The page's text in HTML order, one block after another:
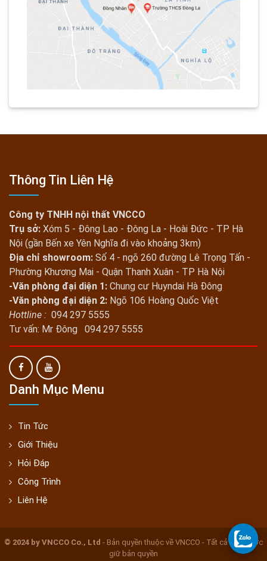
Thông Tin Liên Hệ
Công ty TNHH nội thất VNCCO
Trụ sở: Xóm 5 - Đông Lao - Đông La - Hoài Đức - TP Hà
Nội (gần Bến xe Yên Nghĩa đi vào khoảng 3km)
Địa chỉ showroom: Số 4 - ngõ 260 đường Lê Trọng Tấn -
Phường Khương Mai - Quận Thanh Xuân - TP Hà Nội
-Văn phòng đại diện 1: Chung cư Huyndai Hà Đông
-Văn phòng đại diện 2: Ngõ 106 Hoàng Quốc Việt
Hottline : 094 297 5555
Tư vấn: Mr Đông 094 297 5555
Danh Mục Menu
Tin Tức
Giới Thiệu
Hỏi Đáp
Công Trình
Liên Hệ
© 2024 by VNCCO Co., Ltd - Bản quyền thuộc về VNCCO - Tất cả đều được
giữ bản quyền